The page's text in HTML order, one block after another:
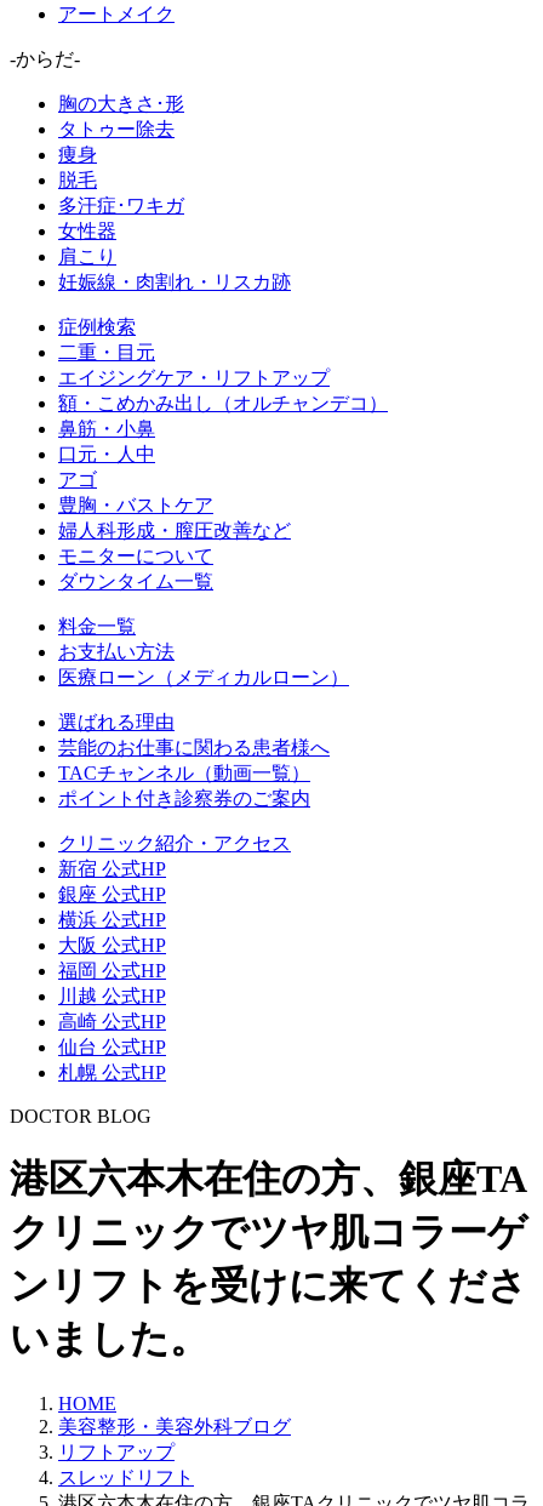
アートメイク
-からだ-
胸の大きさ･形
タトゥー除去
痩身
脱毛
多汗症･ワキガ
女性器
肩こり
妊娠線・肉割れ・リスカ跡
症例検索
二重・目元
エイジングケア・リフトアップ
額・こめかみ出し（オルチャンデコ）
鼻筋・小鼻
口元・人中
アゴ
豊胸・バストケア
婦人科形成・膣圧改善など
モニターについて
ダウンタイム一覧
料金一覧
お支払い方法
医療ローン（メディカルローン）
選ばれる理由
芸能のお仕事に関わる患者様へ
TACチャンネル（動画一覧）
ポイント付き診察券のご案内
クリニック紹介・アクセス
新宿 公式HP
銀座 公式HP
横浜 公式HP
大阪 公式HP
福岡 公式HP
川越 公式HP
高崎 公式HP
仙台 公式HP
札幌 公式HP
DOCTOR BLOG
港区六本木在住の方、銀座TA
クリニックでツヤ肌コラーゲ
ンリフトを受けに来てくださ
いました。
HOME
美容整形・美容外科ブログ
リフトアップ
スレッドリフト